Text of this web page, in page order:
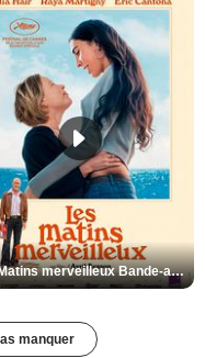
Les Matins merveilleux Bande-annonce VF
manquer